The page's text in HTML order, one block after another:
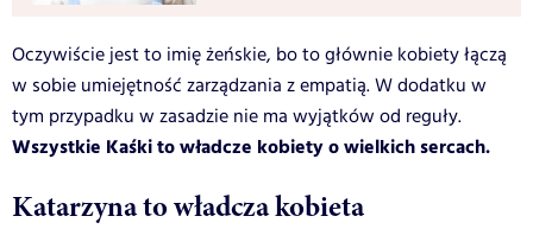
Oczywiście jest to imię żeńskie, bo to głównie kobiety łączą
w sobie umiejętność zarządzania z empatią. W dodatku w
tym przypadku w zasadzie nie ma wyjątków od reguły.
Wszystkie Kaśki to władcze kobiety o wielkich sercach.
Katarzyna to władcza kobieta